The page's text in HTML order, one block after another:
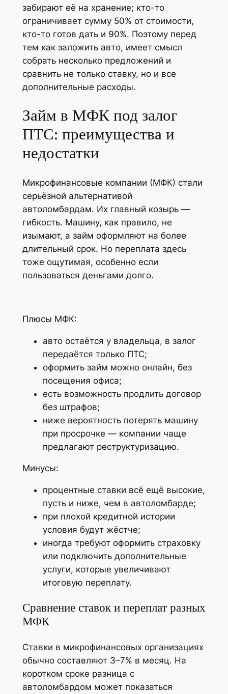
забирают её на хранение; кто-то
ограничивает сумму 50% от стоимости,
кто-то готов дать и 90%. Поэтому перед
тем как заложить авто, имеет смысл
собрать несколько предложений и
сравнить не только ставку, но и все
дополнительные расходы.
Займ в МФК под залог
ПТС: преимущества и
недостатки
Микрофинансовые компании (МФК) стали
серьёзной альтернативой
автоломбардам. Их главный козырь —
гибкость. Машину, как правило, не
изымают, а займ оформляют на более
длительный срок. Но переплата здесь
тоже ощутимая, особенно если
пользоваться деньгами долго.
Плюсы МФК:
авто остаётся у владельца, в залог
передаётся только ПТС;
оформить займ можно онлайн, без
посещения офиса;
есть возможность продлить договор
без штрафов;
ниже вероятность потерять машину
при просрочке — компании чаще
предлагают реструктуризацию.
Минусы:
процентные ставки всё ещё высокие,
пусть и ниже, чем в автоломбарде;
при плохой кредитной истории
условия будут жёстче;
иногда требуют оформить страховку
или подключить дополнительные
услуги, которые увеличивают
итоговую переплату.
Сравнение ставок и переплат разных
МФК
Ставки в микрофинансовых организациях
обычно составляют 3–7% в месяц. На
коротком сроке разница с
автоломбардом может показаться